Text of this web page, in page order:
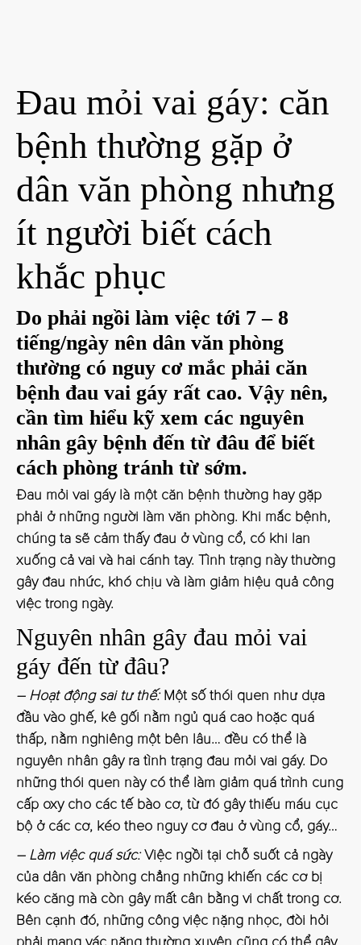
Đau mỏi vai gáy: căn
bệnh thường gặp ở
dân văn phòng nhưng
ít người biết cách
khắc phục
Do phải ngồi làm việc tới 7 – 8
tiếng/ngày nên dân văn phòng
thường có nguy cơ mắc phải căn
bệnh đau vai gáy rất cao. Vậy nên,
cần tìm hiểu kỹ xem các nguyên
nhân gây bệnh đến từ đâu để biết
cách phòng tránh từ sớm.
Đau mỏi vai gáylà một căn bệnh thường hay gặp
phải ở những người làm văn phòng. Khi mắc bệnh,
chúng ta sẽ cảm thấy đau ở vùng cổ, có khi lan
xuống cả vai và hai cánh tay. Tình trạng này thường
gây đau nhức, khó chịu và làm giảm hiệu quả công
việc trong ngày.
Nguyên nhân gây đau mỏi vai
gáy đến từ đâu?
– Hoạt động sai tư thế: Một số thói quen như dựa
đầu vào ghế, kê gối nằm ngủ quá cao hoặc quá
thấp, nằm nghiêng một bên lâu… đều có thể là
nguyên nhân gây ra tình trạng đau mỏi vai gáy. Do
những thói quen này có thể làm giảm quá trình cung
cấp oxy cho các tế bào cơ, từ đó gây thiếu máu cục
bộ ở các cơ, kéo theo nguy cơ đau ở vùng cổ, gáy…
– Làm việc quá sức: Việc ngồi tại chỗ suốt cả ngày
của dân văn phòng chẳng những khiến các cơ bị
kéo căng mà còn gây mất cân bằng vi chất trong cơ.
Bên cạnh đó, những công việc nặng nhọc, đòi hỏi